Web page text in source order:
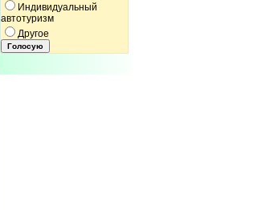
Индивидуальный
автотуризм
Другое